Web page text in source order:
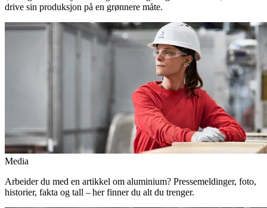
drive sin produksjon på en grønnere måte.
Media
Arbeider du med en artikkel om aluminium? Pressemeldinger, foto,
historier, fakta og tall – her finner du alt du trenger.